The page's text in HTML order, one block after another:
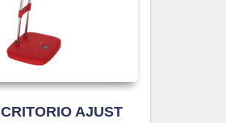
AJUST